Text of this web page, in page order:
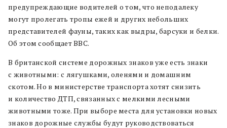
предупреждающие водителей о том, что неподалеку
могут пролегать тропы ежей и других небольших
представителей фауны, таких как выдры, барсуки и белки.
Об этом сообщает BBC.
В британской системе дорожных знаков уже есть знаки
с животными: с лягушками, оленями и домашним
скотом. Но в министерстве транспорта хотят снизить
и количество ДТП, связанных с мелкими лесными
животными тоже. При выборе места для установки новых
знаков дорожные службы будут руководствоваться